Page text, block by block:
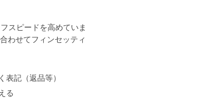
スピードを高めていま
わせてフィンセッティ
表記（返品等）
る